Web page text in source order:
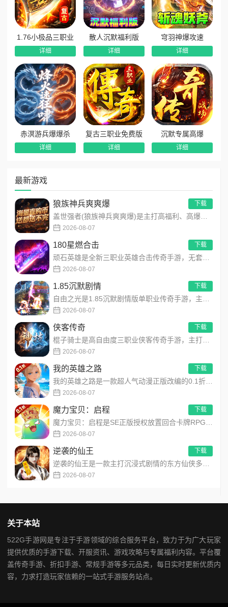
落‌，小怪也能爆神装，光柱满屏不是梦。装备图鉴激活还能额
外获取属性加成，每一件装备都有价值。
内置永久3折充值，氪金也超值
对于愿意小氪的玩家，游戏内置‌永久3折充值福利‌，充值比
例高达1元:1000灵符，性价比拉满。配合每日赠送的充值红包
和抽奖获得的真充卡，微氪玩家也能轻松跻身全服前列。
沉默微变+大禹设定，经典与创新并存
本服采用‌大禹沉默微变‌设定，既保留了经典传奇的战斗手
感与地图结构，又加入了现代化的养成系统与活动玩法。攻速
拉满，刀刀切割，战斗节奏爽快，千人攻沙依旧激情四射。加
上‌沉默专属福利‌，不吵不闹，专注打宝，散人玩家也能找到属
总结：零氪能爽，微氪能强
《海蛇传奇(欢乐版)》用实打实的福利告诉你：‌不逼氪、
不卡进度、不玩套路‌，才是传奇该有的样子。爆率全开，装备
全掉，永久3折，全程爽快。无论你是老传奇玩家，还是新手入
坑，这款版本都值得一试。
最新游戏
狼族神兵爽爽爆
2026-08-07
下载
180星燃合击
2026-08-07
下载
1.85沉默剧情
2026-08-07
下载
侠客传奇
2026-08-07
下载
我的英雄之路
2026-08-07
下载
魔力宝贝：启程
2026-08-07
下载
逆袭的仙王
2026-08-07
下载
1.76小极品三职业
详细
散人沉默福利版
详细
穹羽神爆攻速
详细
赤溟游兵爆爆杀
详细
复古三职业免费版
详细
沉默专属高爆
详细
关于本站
522G手游网是专注于手游领域的综合服务平台，致力于为广大玩家
提供优质的手游下载、开服资讯、游戏攻略与专属福利内容。平台覆
盖传奇手游、折扣手游、常规手游等多元品类，每日实时更新优质内
容，力求打造玩家信赖的一站式手游服务站点。